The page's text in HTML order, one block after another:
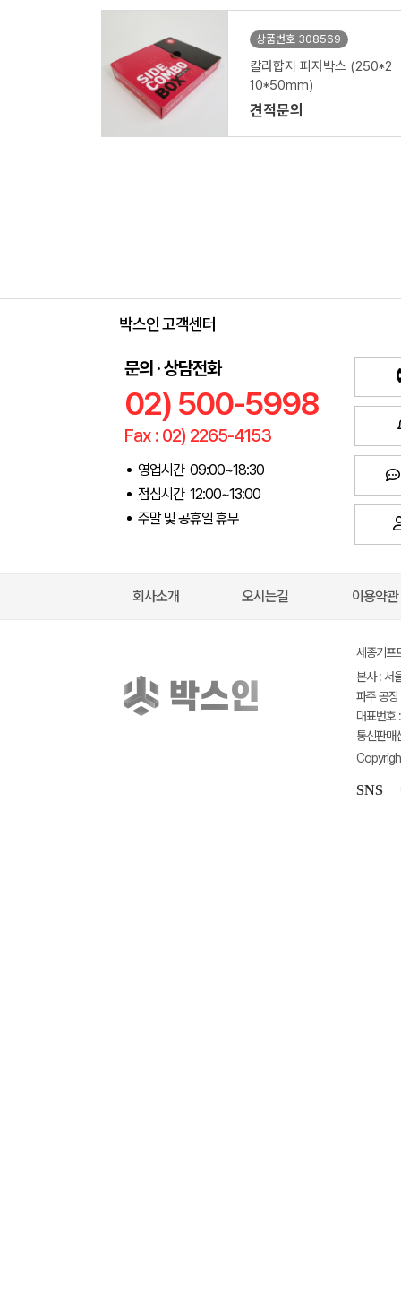
상품번호 308569
칼라합지 피자박스 (250*2
10*50mm)
견적문의
박스인 고객센터
문의 · 상담전화
02) 500-5998
Fax : 02) 2265-4153
영업시간 09:00~18:30
점심시간 12:00~13:00
주말 및 공휴일 휴무
회사소개 오시는길 이용약관
세종기
본사 : 서
파주 공
대표번
통신판
SNS